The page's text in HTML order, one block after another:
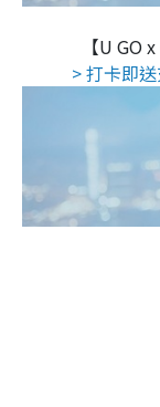
【U GO
> 打卡即